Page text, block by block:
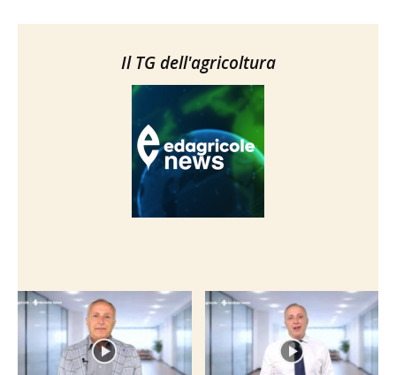
Il TG dell'agricoltura